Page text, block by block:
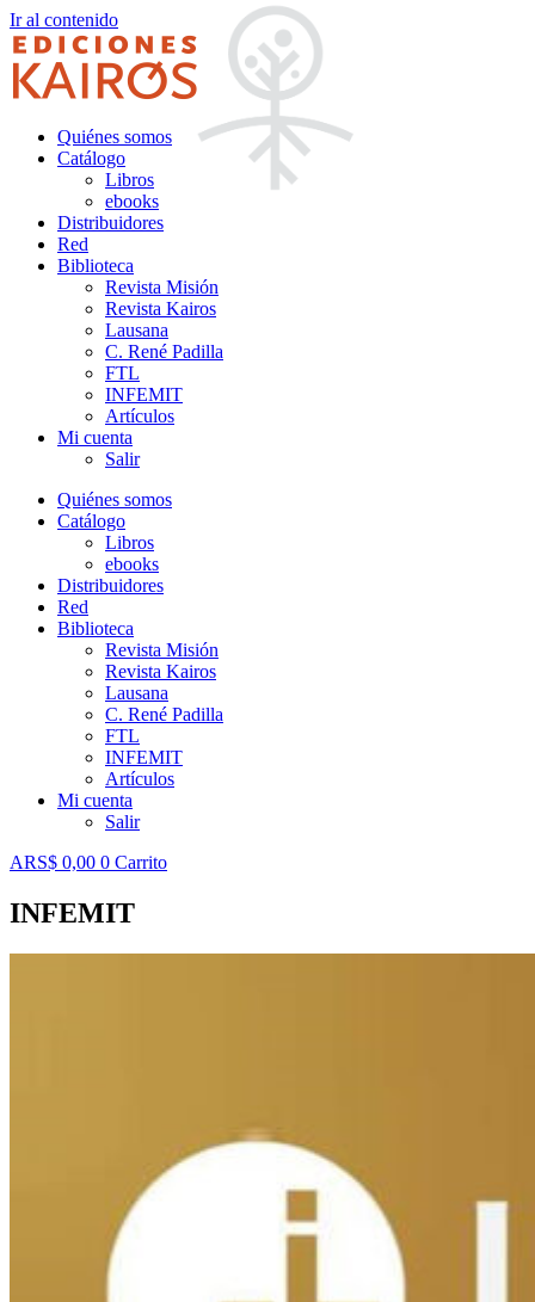
Ir al contenido
Quiénes somos
Catálogo
Libros
ebooks
Distribuidores
Red
Biblioteca
Revista Misión
Revista Kairos
Lausana
C. René Padilla
FTL
INFEMIT
Artículos
Mi cuenta
Salir
Quiénes somos
Catálogo
Libros
ebooks
Distribuidores
Red
Biblioteca
Revista Misión
Revista Kairos
Lausana
C. René Padilla
FTL
INFEMIT
Artículos
Mi cuenta
Salir
ARS$ 0,00 0 Carrito
INFEMIT